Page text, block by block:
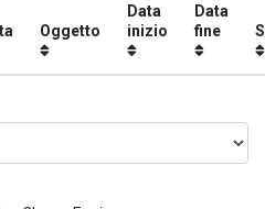
Oggetto
Data
inizio
Data
fine